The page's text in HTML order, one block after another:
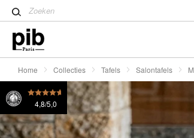
Tips
Met walnoot gebeitste houten
Home Collecties Tafels Salontafels
4,8/5,0